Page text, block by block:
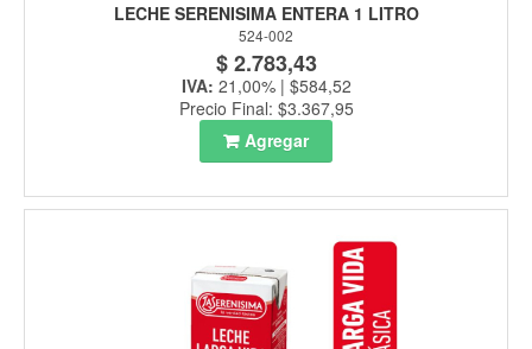
LECHE SERENISIMA ENTERA 1 LITRO
524-002
$ 2.783,43
IVA: 21,00% | $584,52
Precio Final: $3.367,95
Agregar